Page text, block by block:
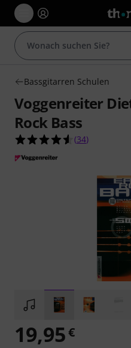
Bassgitarren Schulen
Voggenreiter
Rock Bass
4.6 von 5
(34)
19,95€